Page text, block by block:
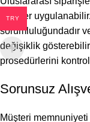
ücretler
sorumluluğundadır
değişiklik
prosedürlerini
Sorunsuz
Müşteri
TRY